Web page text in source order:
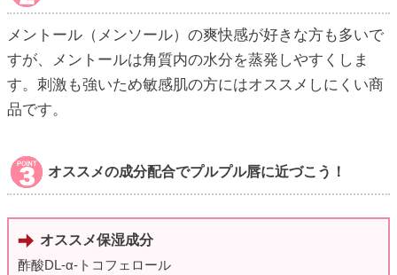
メントール（メンソール）の爽快感が好きな方も多いで
すが、メントールは角質内の水分を蒸発しやすくしま
す。刺激も強いため敏感肌の方にはオススメしにくい商
品です。
オススメの成分配合でプルプル唇に近づこう！
オススメ保湿成分
酢酸DL-α-トコフェロール